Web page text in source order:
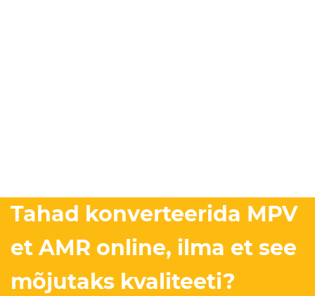
Tahad konverteerida MPV
et AMR online, ilma et see
mõjutaks kvaliteeti?